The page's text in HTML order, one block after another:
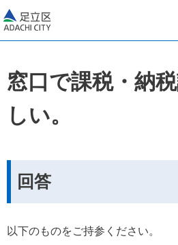
窓口で課税・納
しい。
回答
以下のものをご持参ください。